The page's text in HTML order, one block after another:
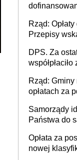
Rząd:
Przepisy
DPS. Za
Rząd:
opłatach za
Samorządy
Państwa do
Opłata za
nowej